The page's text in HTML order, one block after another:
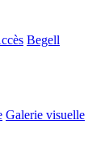
Begell
Galerie visuelle